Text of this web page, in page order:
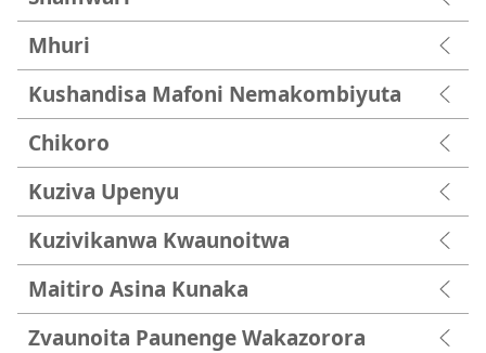
Mhuri
Kushandisa Mafoni Nemakombiyuta
Chikoro
Kuziva Upenyu
Kuzivikanwa Kwaunoitwa
Maitiro Asina Kunaka
Zvaunoita Paunenge Wakazorora